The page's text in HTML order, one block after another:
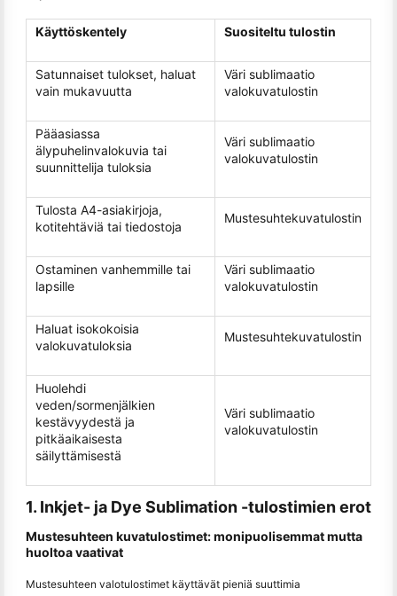
Käyttöskentely Suositeltu tulostin
Satunnaiset tulokset, haluat
vain mukavuutta
Väri sublimaatio
valokuvatulostin
Pääasiassa
älypuhelinvalokuvia tai
suunnittelija tuloksia
Väri sublimaatio
valokuvatulostin
Tulosta A4-asiakirjoja,
kotitehtäviä tai tiedostoja
Mustesuhtekuvatulostin
Ostaminen vanhemmille tai
lapsille
Väri sublimaatio
valokuvatulostin
Haluat isokokoisia
valokuvatuloksia
Mustesuhtekuvatulostin
Huolehdi
veden/sormenjälkien
kestävyydestä ja
pitkäaikaisesta
säilyttämisestä
Väri sublimaatio
valokuvatulostin
1. Inkjet- ja Dye Sublimation -tulostimien erot
Mustesuhteen kuvatulostimet: monipuolisemmat mutta
huoltoa vaativat
Mustesuhteen valotulostimet käyttävät pieniä suuttimia